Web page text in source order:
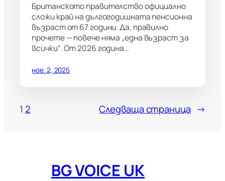
Британското правителство официално
сложи край на дългогодишната пенсионна
възраст от 67 години. Да, правилно
прочете — повече няма „една възраст за
всички“. От 2026 година…
ное. 2, 2025
1 2 Следваща страница →
BG VOICE UK